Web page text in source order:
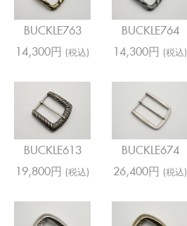
BUCKLE763
14,300円(税込)
BUCKLE764
14,300円(税込)
BUCKLE613
19,800円(税込)
BUCKLE674
26,400円(税込)